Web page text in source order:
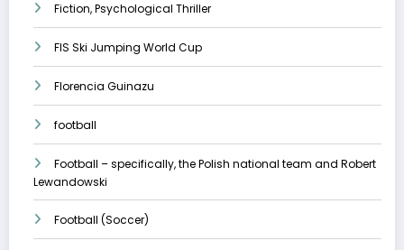
Fiction, Psychological Thriller
FIS Ski Jumping World Cup
Florencia Guinazu
football
Football – specifically, the Polish national team and Robert
Lewandowski
Football (Soccer)